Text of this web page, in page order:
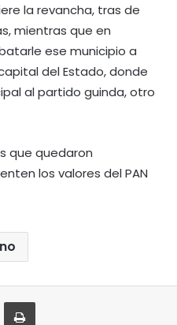
la revancha, tras de
mientras que en
ese municipio a
del Estado, donde
al partido guinda, otro
que quedaron
los valores del PAN
por correo electrónicoImprimir